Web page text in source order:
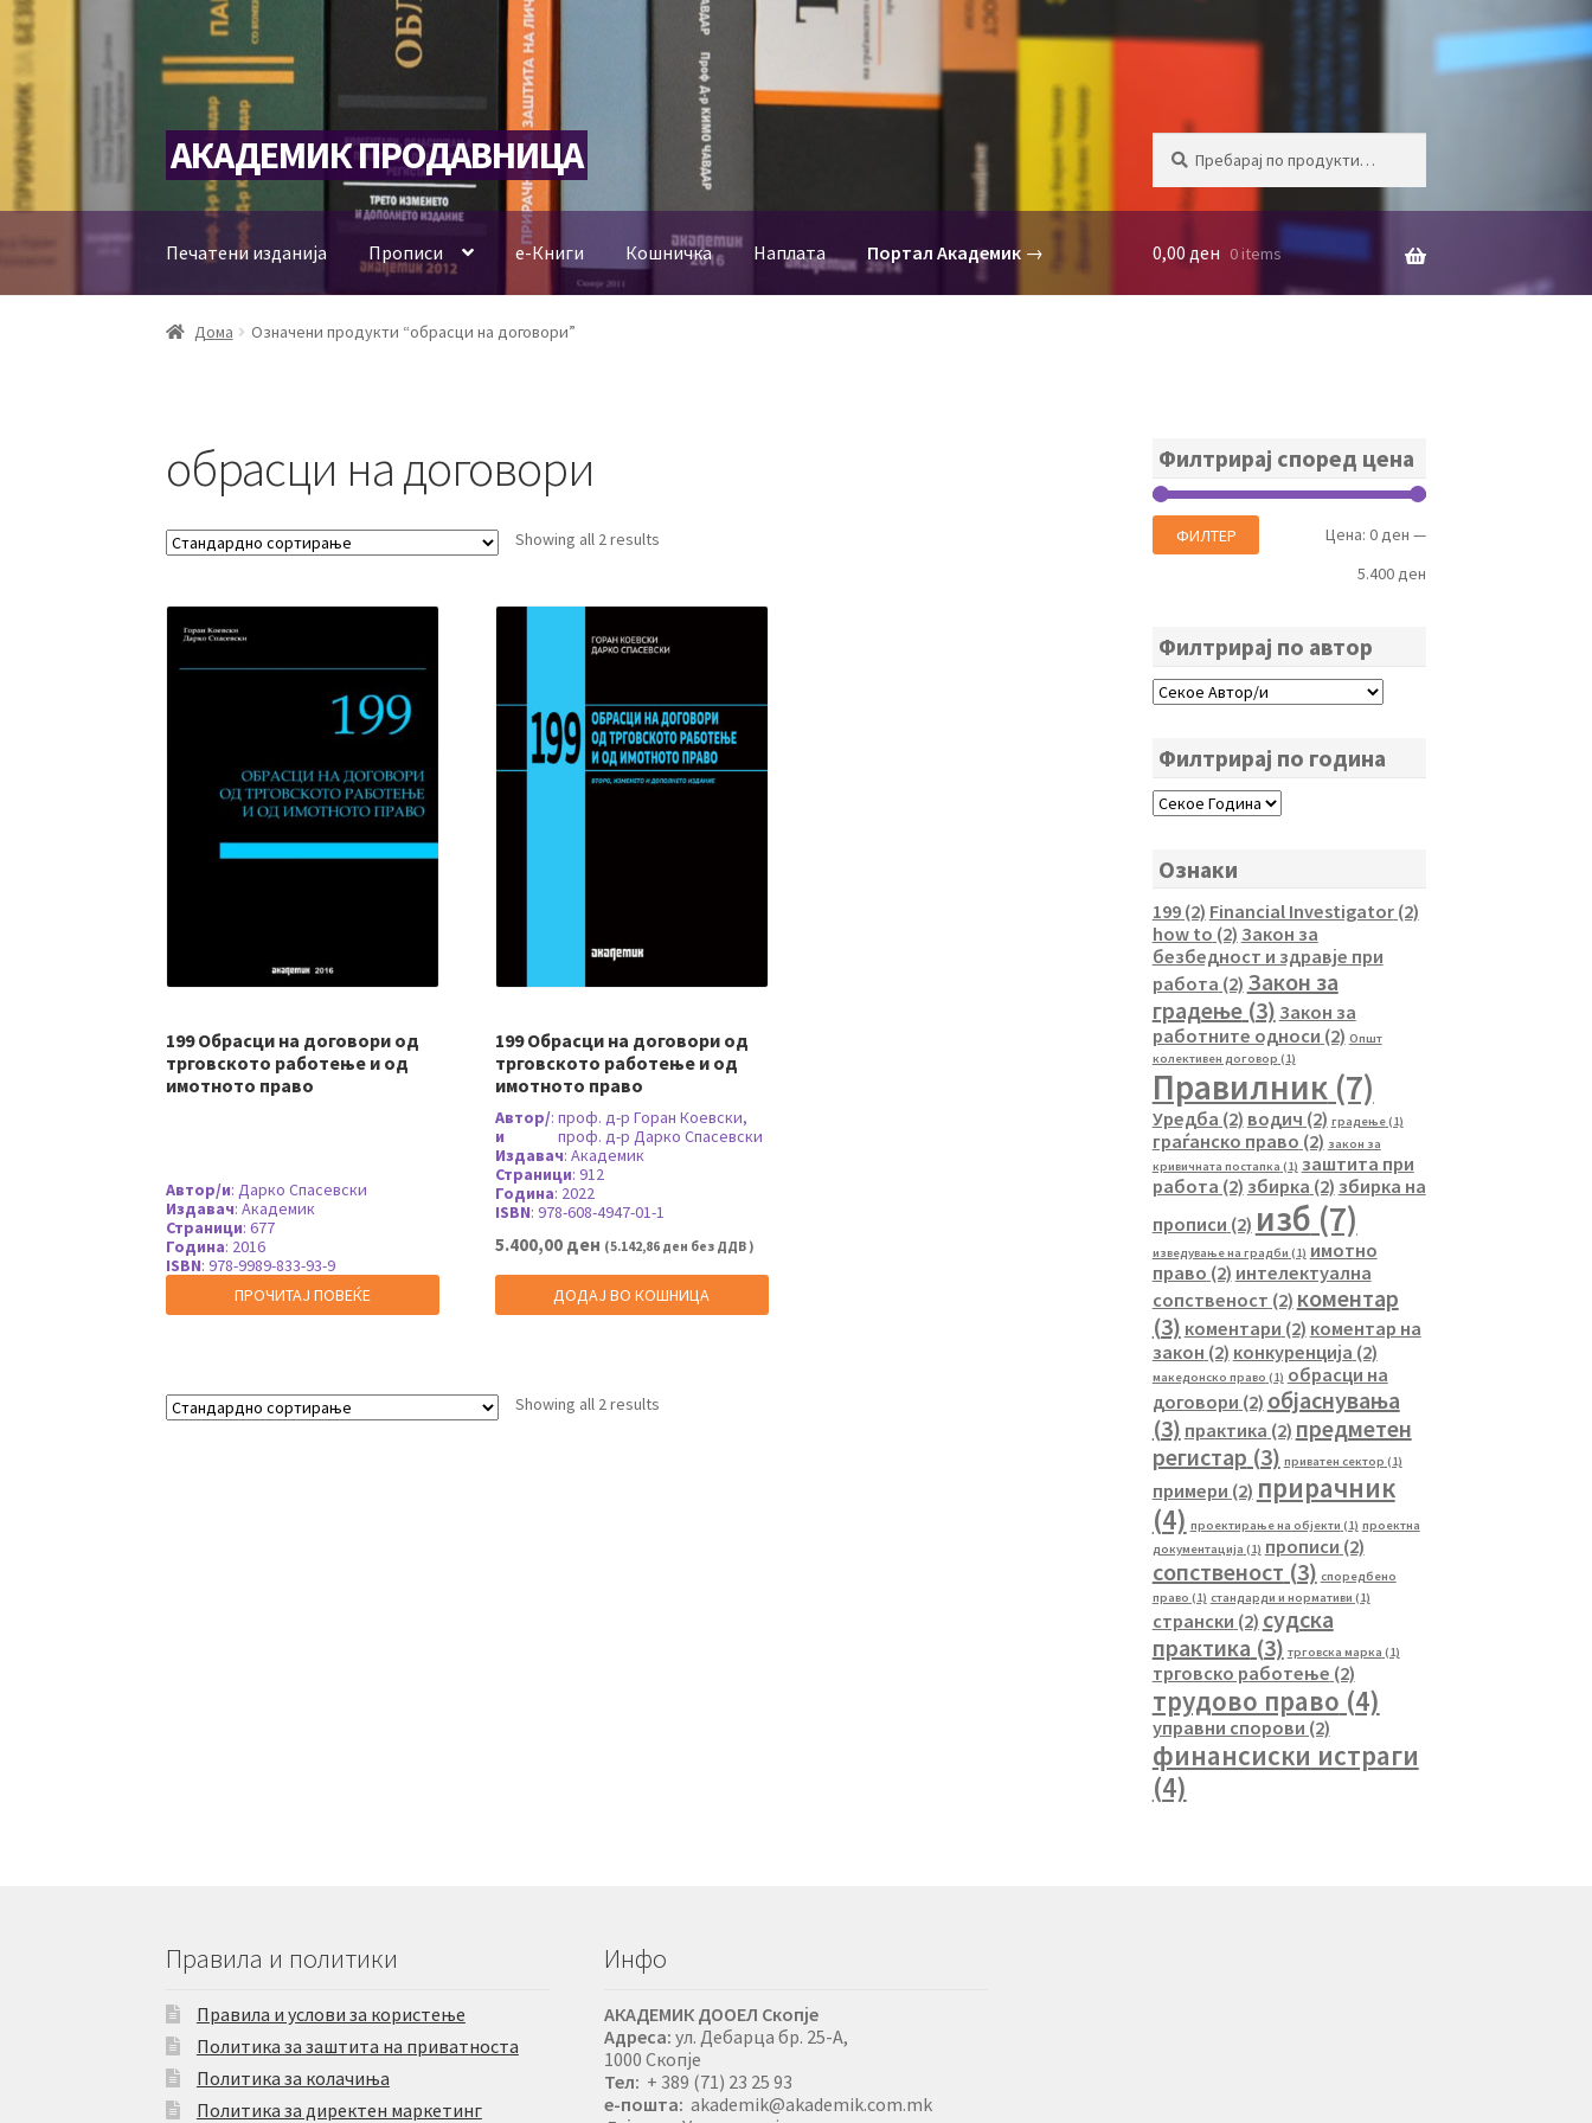
Skip
to
navigation
Skip
to
content
АКАДЕМИК ПРОДАВНИЦА
Барај
БАРАЈ
Печатени изданија Прописи е-Книги Кошничка Наплата Портал Академик → 0,00 ден 0 items
Дома Означени продукти “обрасци на договори”
обрасци на договори
Showing all 2 results
199 Обрасци на договори од
трговското работење и од
имотното право
Автор/и:Дарко Спасевски
Издавач:Академик
Страници:677
Година: 2016
ISBN:978-9989-833-93-9
ПРОЧИТАЈ ПОВЕЌЕ
199 Обрасци на договори од
трговското работење и од
имотното право
Автор/
и
: проф. д-р Горан Коевски,
проф. д-р Дарко Спасевски
Издавач: Академик
Страници: 912
Година: 2022
ISBN: 978-608-4947-01-1
5.400,00 ден (5.142,86 ден без ДДВ )
ДОДАЈ ВО КОШНИЦА
Showing all 2 results
Филтрирај според цена
Мин.
цена
Макс.
цена
ФИЛТЕР Цена: 0 ден —
5.400 ден
Филтрирај по автор
Филтрирај по година
Ознаки
199(2) Financial Investigator(2)
how to (2) Закон за
безбедност и здравје при
работа (2) Закон за
градење(3) Закон за
работните односи (2) Општ
колективен договор (1)
Правилник(7)
Уредба (2) водич (2) градење(1)
граѓанско право (2) закон за
кривичната постапка (1) заштита при
работа (2) збирка (2) збирка на
прописи (2) изб (7)
изведување на градби (1) имотно
право (2) интелектуална
сопственост (2) коментар
(3) коментари (2) коментар на
закон (2) конкуренција (2)
македонско право (1) обрасци на
договори (2) објаснувања
(3) практика (2) предметен
регистар (3) приватен сектор (1)
примери (2) прирачник
(4) проектирање на објекти (1) проектна
документација (1) прописи (2)
сопственост (3) споредбено
право (1) стандарди и нормативи (1)
странски (2) судска
практика (3) трговска марка (1)
трговско работење (2)
трудово право (4)
управни спорови (2)
финансиски истраги
(4)
Правила и политики
Правила и услови за користење
Политика за заштита на приватноста
Политика за колачиња
Политика за директен маркетинг
Инфо
АКАДЕМИК ДООЕЛ Скопје
Адреса:ул. Дебарца бр. 25-А,
1000 Скопје
Тел: + 389 (71) 23 25 93
е-пошта: akademik@akademik.com.mk